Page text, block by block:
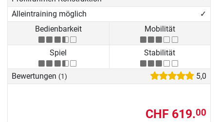
Alleintraining möglich
✓
Bedienbarkeit
Mobilität
Spiel Stabilität
Bewertungen (1) 5,0
CHF 619.00